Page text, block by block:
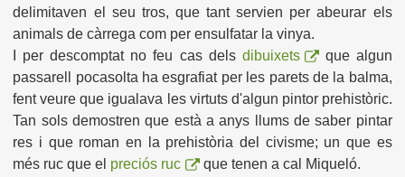
delimitaven el seu tros, que tant servien per abeurar els
animals de càrrega com per ensulfatar la vinya.
I per descomptat no feu cas dels dibuixets
que algun
passarell pocasolta ha esgrafiat per les parets de la balma,
fent veure que igualava les virtuts d'algun pintor prehistòric.
Tan sols demostren que està a anys llums de saber pintar
res i que roman en la prehistòria del civisme; un que es
més ruc que el preciós ruc
que tenen a cal Miqueló.